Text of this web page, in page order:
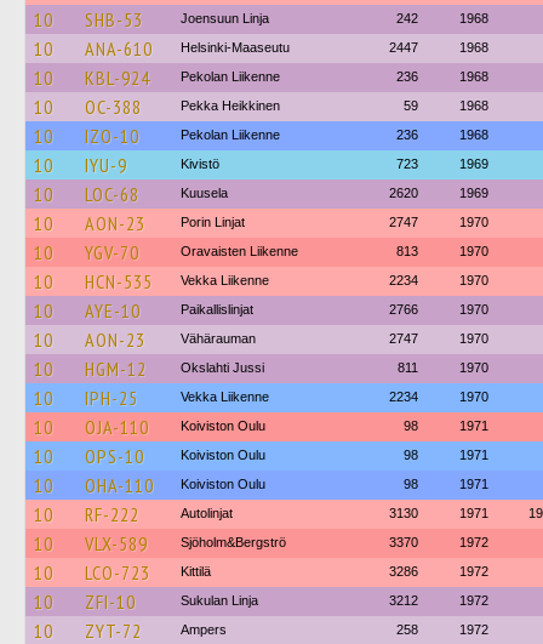
10 SHB-53 Joensuun Linja 242 1968
10 ANA-610 Helsinki-Maaseutu 2447 1968
10 KBL-924 Pekolan Liikenne 236 1968
10 OC-388 Pekka Heikkinen 59 1968
10 IZO-10 Pekolan Liikenne 236 1968
10 IYU-9 Kivistö 723 1969
10 LOC-68 Kuusela 2620 1969
10 AON-23 Porin Linjat 2747 1970
10 YGV-70 Oravaisten Liikenne 813 1970
10 HCN-535 Vekka Liikenne 2234 1970
10 AYE-10 Paikallislinjat 2766 1970
10 AON-23 Vähärauman 2747 1970
10 HGM-12 Okslahti Jussi 811 1970
10 IPH-25 Vekka Liikenne 2234 1970
10 OJA-110 Koiviston Oulu 98 1971
10 OPS-10 Koiviston Oulu 98 1971
10 OHA-110 Koiviston Oulu 98 1971
10 RF-222 Autolinjat 3130 1971
10 VLX-589 Sjöholm&Bergströ 3370 1972
10 LCO-723 Kittilä 3286 1972
10 ZFI-10 Sukulan Linja 3212 1972
10 ZYT-72 Ampers 258 1972